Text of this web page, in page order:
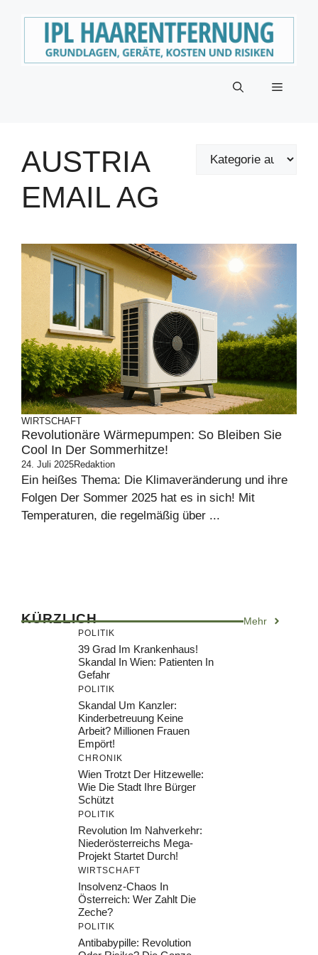
Menü
AUSTRIA
EMAIL AG
WIRTSCHAFT
Revolutionäre Wärmepumpen: So Bleiben Sie
Cool In Der Sommerhitze!
24. Juli 2025Redaktion
Ein heißes Thema: Die Klimaveränderung und ihre
Folgen Der Sommer 2025 hat es in sich! Mit
Temperaturen, die regelmäßig über ...
KÜRZLICH Mehr
POLITIK
39 Grad Im Krankenhaus!
Skandal In Wien: Patienten In
Gefahr
POLITIK
Skandal Um Kanzler:
Kinderbetreuung Keine
Arbeit? Millionen Frauen
Empört!
CHRONIK
Wien Trotzt Der Hitzewelle:
Wie Die Stadt Ihre Bürger
Schützt
POLITIK
Revolution Im Nahverkehr:
Niederösterreichs Mega-
Projekt Startet Durch!
WIRTSCHAFT
Insolvenz-Chaos In
Österreich: Wer Zahlt Die
Zeche?
POLITIK
Antibabypille: Revolution